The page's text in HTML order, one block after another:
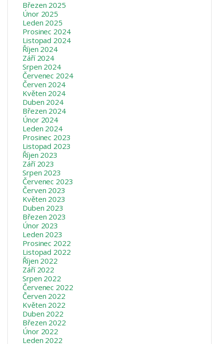
Březen 2025
Únor 2025
Leden 2025
Prosinec 2024
Listopad 2024
Říjen 2024
Září 2024
Srpen 2024
Červenec 2024
Červen 2024
Květen 2024
Duben 2024
Březen 2024
Únor 2024
Leden 2024
Prosinec 2023
Listopad 2023
Říjen 2023
Září 2023
Srpen 2023
Červenec 2023
Červen 2023
Květen 2023
Duben 2023
Březen 2023
Únor 2023
Leden 2023
Prosinec 2022
Listopad 2022
Říjen 2022
Září 2022
Srpen 2022
Červenec 2022
Červen 2022
Květen 2022
Duben 2022
Březen 2022
Únor 2022
Leden 2022